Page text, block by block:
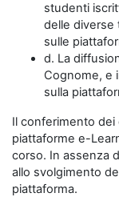
studenti
delle diverse
sulle
d. La
Cognome, e
sulla
Il conferimento dei
piattaforme e-
corso. In assenza
allo svolgimento
piattaforma.